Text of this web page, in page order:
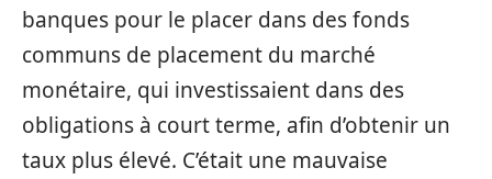
banques pour le placer dans des fonds
communs de placement du marché
monétaire, qui investissaient dans des
obligations à court terme, afin d’obtenir un
taux plus élevé. C’était une mauvaise